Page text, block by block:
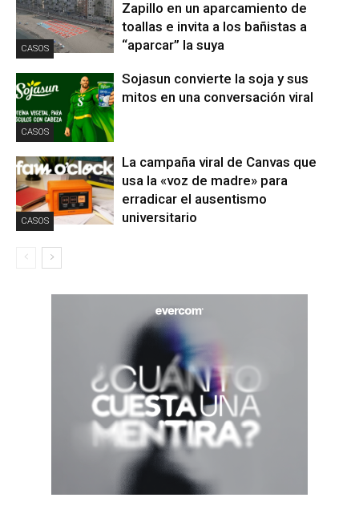
CASOS
Zapillo en un aparcamiento de
toallas e invita a los bañistas a
“aparcar” la suya
CASOS
Sojasun convierte la soja y sus
mitos en una conversación viral
CASOS
La campaña viral de Canvas que
usa la «voz de madre» para
erradicar el ausentismo
universitario